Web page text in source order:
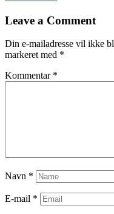
til
Leave a Comment
Din e-mailadresse vil ikke
markeret med *
Kommentar *
Navn *
E-mail *